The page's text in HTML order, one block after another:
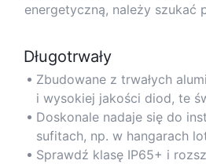
rozwiązań oświetleniowych.
energetyczną, należy szukać
do watów (ponad 150 LPW).
Długotrwały
Zbudowane z trwałych
i wysokiej jakości diod, te
ponad 50 000 godzin,
konserwacji i wymiany.
Doskonale nadaje się do
sufitach, np. w hangarach
magazynach handlowych,
Sprawdź klasę IP65+ i